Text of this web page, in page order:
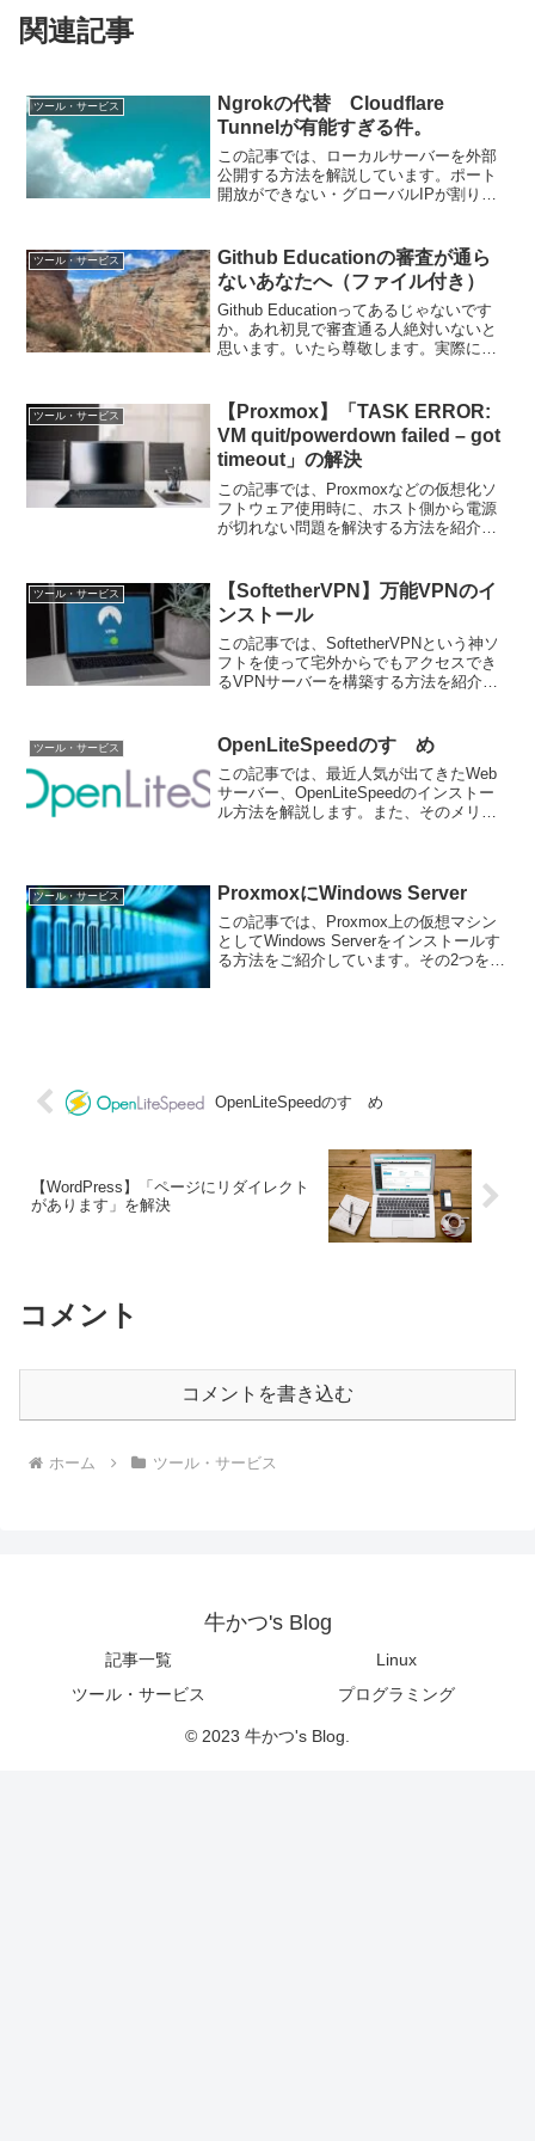
関連記事
ツール・サービス
Ngrokの代替 Cloudflare
Tunnelが有能すぎる件。
この記事では、ローカルサーバーを外部
公開する方法を解説しています。ポート
開放ができない・グローバルIPが割り当
りたい！という方はぜひご覧ください。
ツール・サービス
Github Educationの審査が通ら
ないあなたへ（ファイル付き）
Github Educationってあるじゃないです
か。あれ初見で審査通る人絶対いないと
思います。いたら尊敬します。実際に自
Github Educationの鬼門を...
ツール・サービス
【Proxmox】「TASK ERROR:
VM quit/powerdown failed – got
timeout」の解決
この記事では、Proxmoxなどの仮想化ソ
フトウェア使用時に、ホスト側から電源
が切れない問題を解決する方法を紹介し
ツール・サービス
【SoftetherVPN】万能VPNのイ
ンストール
この記事では、SoftetherVPNという神ソ
フトを使って宅外からでもアクセスでき
るVPNサーバーを構築する方法を紹介し
ツール・サービス OpenLiteSpeedのすゝめ
この記事では、最近人気が出てきたWeb
サーバー、OpenLiteSpeedのインストー
ル方法を解説します。また、そのメリッ
ツール・サービス ProxmoxにWindows Server
この記事では、Proxmox上の仮想マシン
としてWindows Serverをインストールす
る方法をご紹介しています。その2つを組
OpenLiteSpeedのすゝめ
【WordPress】「ページにリダイレクト
があります」を解決
コメント
コメントを書き込む
ホーム ツール・サービス
牛かつ's Blog
記事一覧
Linux
ツール・サービス
プログラミング
© 2023 牛かつ's Blog.